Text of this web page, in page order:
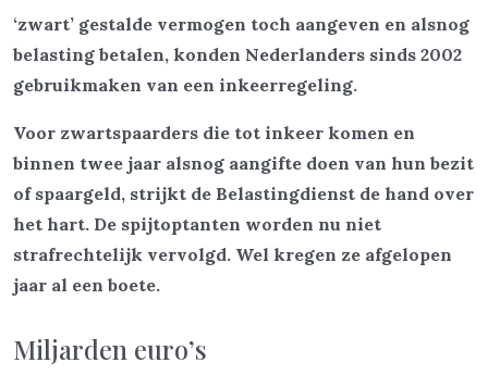
‘zwart’ gestalde vermogen toch aangeven en alsnog
belasting betalen, konden Nederlanders sinds 2002
gebruikmaken van een inkeerregeling.
Voor zwartspaarders die tot inkeer komen en
binnen twee jaar alsnog aangifte doen van hun bezit
of spaargeld, strijkt de Belastingdienst de hand over
het hart. De spijtoptanten worden nu niet
strafrechtelijk vervolgd. Wel kregen ze afgelopen
jaar al een boete.
Miljarden euro’s